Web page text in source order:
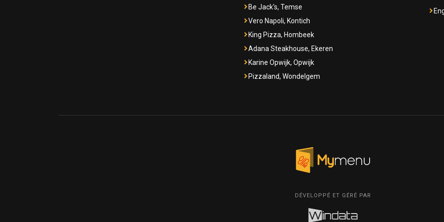
Be Jack's, Temse
Vero Napoli, Kontich
King Pizza, Hombeek
Adana Steakhouse, Ekeren
Karine Opwijk, Opwijk
Pizzaland, Wondelgem
DÉVELOPPÉ ET GÉRÉ PAR